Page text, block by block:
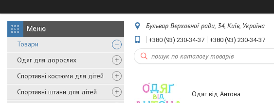
Товари
Одяг для дорослих
Спортивні костюми для дітей
Спортивні штани для дітей
Бульвар Верховної ради, 34, Київ, Україна
+380 (93) 230-34-37 +380 (93) 230-34-37
Одяг від Антона